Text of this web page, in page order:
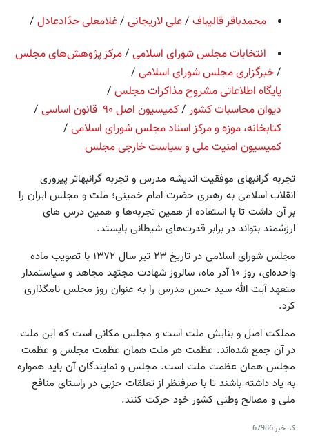
محمدباقر قالیباف /علی لاریجانی /غلامعلی حدّادعادل /
انتخابات مجلس شورای اسلامی /مرکز پژوهش‌های مجلس
/خبرگزاری مجلس شورای اسلامی /
پایگاه اطلاعاتی مشروح مذاکرات مجلس /
دیوان‌ محاسبات‌ کشور /کمیسیون اصل ۹۰ قانون اساسی
/
کتابخانه، موزه و مرکز اسناد مجلس شورای اسلامی /
کمیسیون امنیت ملی و سیاست خارجی مجلس
تجربه گرانبهای موفقیت اندیشه مدرس و تجربه گرانبهاتر پیروزی
انقلاب اسلامی به رهبری حضرت امام خمینی؛ ملت و مجلس ایران را
بر آن داشت تا با استفاده از همین تجربه‌ها و همین درس های
ارزشمند بتواند در برابر قدرت‌های شیطانی بایستد.
مجلس شورای اسلامی در تاریخ ۲۳ تیر سال ۱۳۷۲ با تصویب ماده
واحده‌ای، روز ۱۰ آذر ماه، سالروز شهادت مجتهد مجاهد و سیاستمدار
متعهد آیت الله سید حسن مدرس را به عنوان روز مجلس نامگذاری
کرد.
مملکت اصل و بنایش ملت است و مجلس مکانی است که این ملت
در آن جمع شده‌اند. عظمت هر ملت همان عظمت مجلس و عظمت
مجلس همان عظمت ملت است. مجلس و نمایندگان آن باید همواره
به یاد داشته باشند تا با صرفنظر از تعلقات حزبی در راستای منافع
ملی و مصالح وطنی کشور خود حرکت کنند.
کد خبر67986